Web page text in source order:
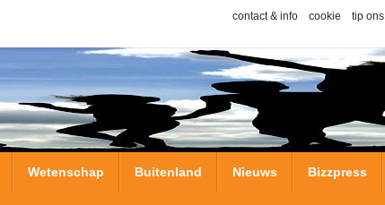
contact & info cookie tip ons
Wetenschap Buitenland Nieuws Bizzpress